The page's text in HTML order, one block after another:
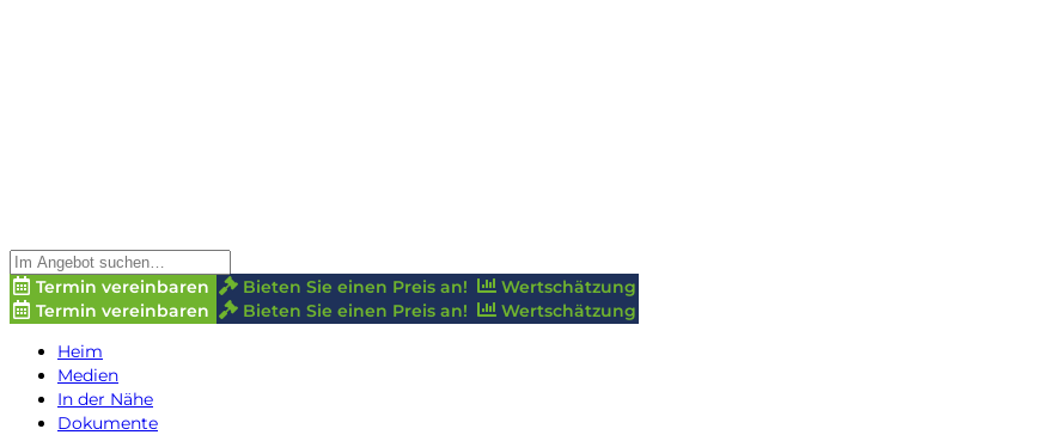
Termin vereinbaren Bieten Sie einen Preis an!
Wertschätzung
Termin vereinbaren
Bieten Sie einen Preis an!
Wertschätzung
Heim
Medien
In der Nähe
Dokumente